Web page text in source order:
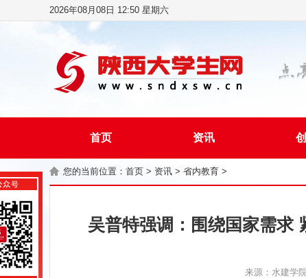
2026年08月08日 12:50 星期六
首页 资讯
您的当前位置： 首页 > 资讯 > 省内教育 >
吴普特强调：围绕国家需求
来源：水建学